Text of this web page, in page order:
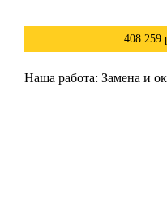
408 259
Наша работа: Замена и